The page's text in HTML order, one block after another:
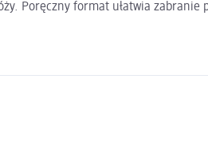
Poręczny format ułatwia zabranie